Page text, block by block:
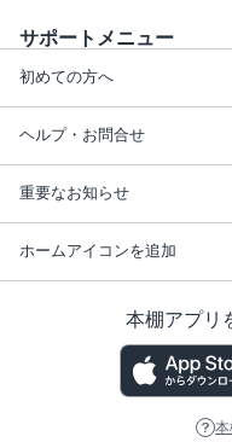
サポートメニュー
初めての方へ
ヘルプ・お問合せ
重要なお知らせ
ホームアイコンを追加
本棚アプリ
本